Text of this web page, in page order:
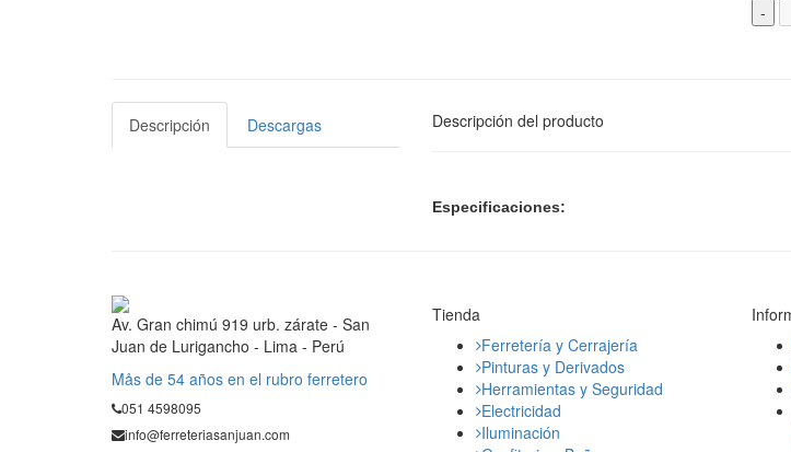
-
Descripción Descargas Descripción del producto
Especificaciones:
Av. Gran chimú 919 urb. zárate - San
Juan de Lurigancho - Lima - Perú
Mås de 54 años en el rubro ferretero
051 4598095
info@ferreteriasanjuan.com
Tienda
Ferretería y Cerrajería
Pinturas y Derivados
Herramientas y Seguridad
Electricidad
Iluminación